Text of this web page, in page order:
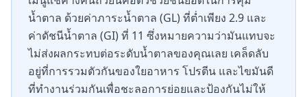
น้ำตาล ด้วยค่าภาระน้ำตาล (GL) ที่ต่ำเพียง 2.9 และ
ค่าดัชนีน้ำตาล (GI) ที่ 11 ซึ่งหมายความว่ามันแทบจะ
ไม่ส่งผลกระทบต่อระดับน้ำตาลของคุณเลย เคล็ดลับ
อยู่ที่การรวมตัวกันของใยอาหาร โปรตีน และไขมันดี
ที่ทำงานร่วมกันเพื่อชะลอการย่อยและป้องกันไม่ให้